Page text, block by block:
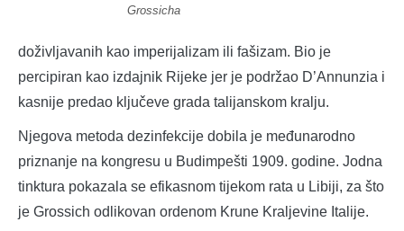
Grossicha
doživljavanih kao imperijalizam ili fašizam. Bio je
percipiran kao izdajnik Rijeke jer je podržao D’Annunzia i
kasnije predao ključeve grada talijanskom kralju.
Njegova metoda dezinfekcije dobila je međunarodno
priznanje na kongresu u Budimpešti 1909. godine. Jodna
tinktura pokazala se efikasnom tijekom rata u Libiji, za što
je Grossich odlikovan ordenom Krune Kraljevine Italije.